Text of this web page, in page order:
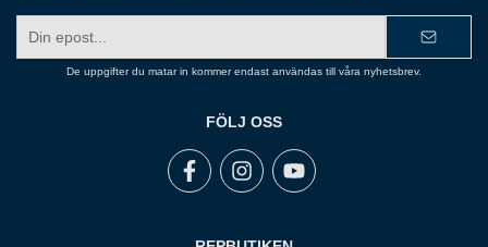
postadress
De uppgifter du matar in kommer endast användas till våra nyhetsbrev.
FÖLJ OSS